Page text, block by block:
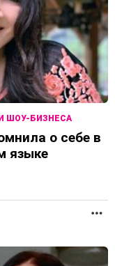
ШОУ-БИЗНЕСА
о себе в
языке